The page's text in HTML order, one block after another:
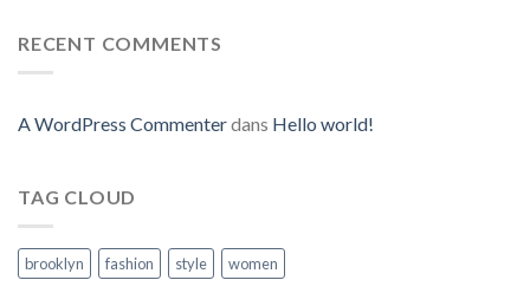
RECENT COMMENTS
A WordPress Commenterdans Hello world!
TAG CLOUD
brooklyn fashion style women